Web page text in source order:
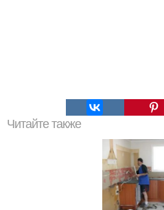
Читайте также